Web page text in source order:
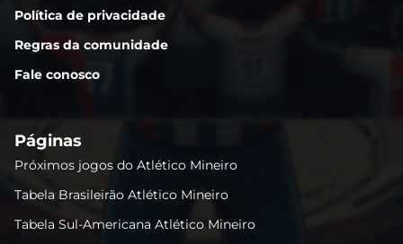
Política de privacidade
Regras da comunidade
Fale conosco
Páginas
Próximos jogos do Atlético Mineiro
Tabela Brasileirão Atlético Mineiro
Tabela Sul-Americana Atlético Mineiro